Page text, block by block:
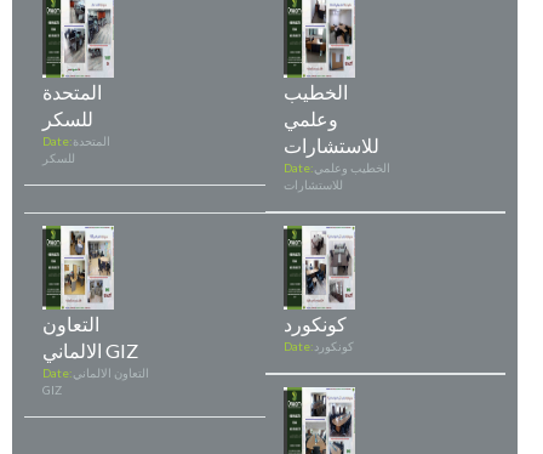
المتحدة
للسكر
Date:المتحدة
للسكر
الخطيب
وعلمي
للاستشارات
Date:الخطيب وعلمي
للاستشارات
التعاون
الالماني GIZ
Date:التعاون الالماني
GIZ
كونكورد
Date: كونكورد